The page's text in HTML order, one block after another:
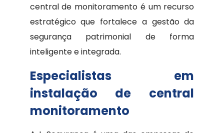
central de monitoramento é um recurso
estratégico que fortalece a gestão da
segurança patrimonial de forma
inteligente e integrada.
Especialistas em
instalação de central
monitoramento